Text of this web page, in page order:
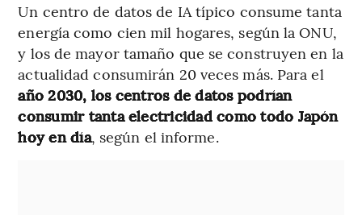
Un centro de datos de IA típico consume tanta
energía como cien mil hogares, según la ONU,
y los de mayor tamaño que se construyen en la
actualidad consumirán 20 veces más. Para el
año 2030, los centros de datos podrían
consumir tanta electricidad como todo Japón
hoy en día, según el informe.